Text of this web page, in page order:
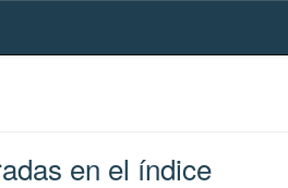
en el índice